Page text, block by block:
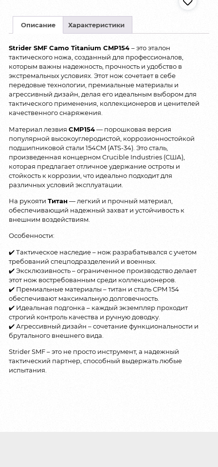
Описание Характеристики
Strider SMF Camo Titanium CMP154 – это эталон
тактического ножа, созданный для профессионалов,
которым важны надежность, прочность и удобство в
экстремальных условиях. Этот нож сочетает в себе
передовые технологии, премиальные материалы и
агрессивный дизайн, делая его идеальным выбором для
тактического применения, коллекционеров и ценителей
качественного снаряжения.
Материал лезвия CMP154— порошковая версия
популярной высокоуглеродистой, коррозионностойкой
подшипниковой стали 154CM (ATS-34). Это сталь,
произведенная концерном Crucible Industries (США),
которая предлагает отличное удержание остроты и
стойкость к коррозии, что идеально подходит для
различных условий эксплуатации.
На рукояти Титан — легкий и прочный материал,
обеспечивающий надежный захват и устойчивость к
внешним воздействиям.
Особенности:
✔️ Тактическое наследие – нож разрабатывался с учетом
требований спецподразделений и военных.
✔️ Эксклюзивность – ограниченное производство делает
этот нож востребованным среди коллекционеров.
✔️ Премиальные материалы – титан и сталь CPM 154
обеспечивают максимальную долговечность.
✔️ Идеальная подгонка – каждый экземпляр проходит
строгий контроль качества и ручную доводку.
✔️ Агрессивный дизайн – сочетание функциональности и
брутального внешнего вида.
Strider SMF – это не просто инструмент, а надежный
тактический партнер, способный выдержать любые
испытания.